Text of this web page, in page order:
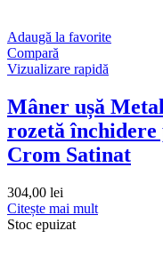
Adaugă la favorite
Compară
Vizualizare rapidă
Mâner ușă
rozetă
Crom Satinat
304,00 lei
Citește mai mult
Stoc epuizat